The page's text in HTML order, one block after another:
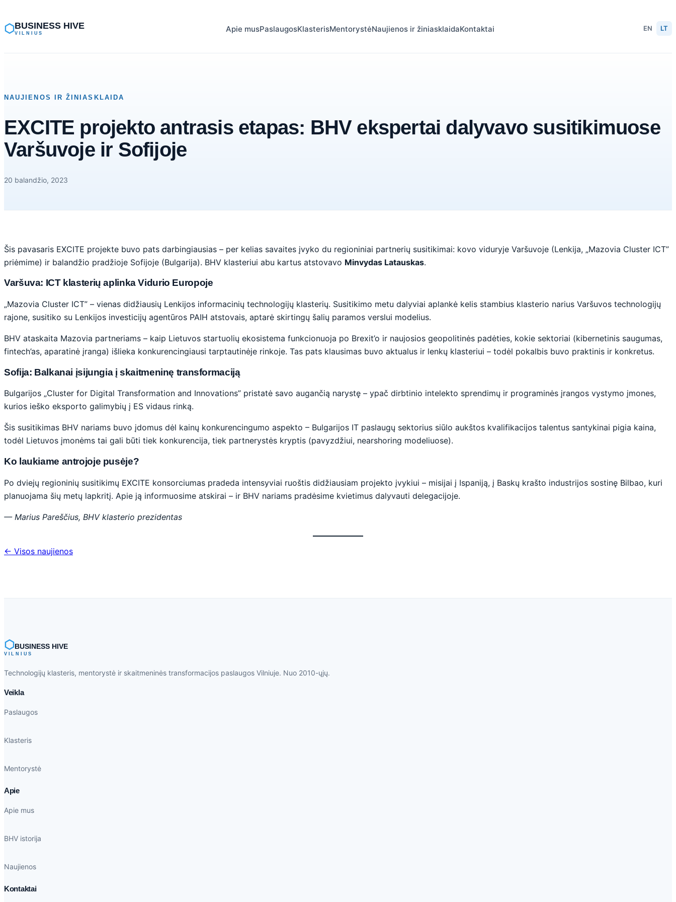
prie
turinio
⬡BUSINESS HIVE
VILNIUS Apie musPaslaugosKlasterisMentorystėNaujienos ir žiniasklaidaKontaktai EN LT
NAUJIENOS IR ŽINIASKLAIDA
EXCITE projekto antrasis etapas: BHV ekspertai dalyvavo susitikimuose
Varšuvoje ir Sofijoje
20 balandžio, 2023
Šis pavasaris EXCITE projekte buvo pats darbingiausias – per kelias savaites įvyko du regioniniai partnerių susitikimai: kovo viduryje Varšuvoje (Lenkija, „Mazovia Cluster ICT”
priėmime) ir balandžio pradžioje Sofijoje (Bulgarija). BHV klasteriui abu kartus atstovavo Minvydas Latauskas.
Varšuva: ICT klasterių aplinka Vidurio Europoje
„Mazovia Cluster ICT” – vienas didžiausių Lenkijos informacinių technologijų klasterių. Susitikimo metu dalyviai aplankė kelis stambius klasterio narius Varšuvos technologijų
rajone, susitiko su Lenkijos investicijų agentūros PAIH atstovais, aptarė skirtingų šalių paramos verslui modelius.
BHV ataskaita Mazovia partneriams – kaip Lietuvos startuolių ekosistema funkcionuoja po Brexit’o ir naujosios geopolitinės padėties, kokie sektoriai (kibernetinis saugumas,
fintech’as, aparatinė įranga) išlieka konkurencingiausi tarptautinėje rinkoje. Tas pats klausimas buvo aktualus ir lenkų klasteriui – todėl pokalbis buvo praktinis ir konkretus.
Sofija: Balkanai įsijungia į skaitmeninę transformaciją
Bulgarijos „Cluster for Digital Transformation and Innovations” pristatė savo augančią narystę – ypač dirbtinio intelekto sprendimų ir programinės įrangos vystymo įmones,
kurios ieško eksporto galimybių į ES vidaus rinką.
Šis susitikimas BHV nariams buvo įdomus dėl kainų konkurencingumo aspekto – Bulgarijos IT paslaugų sektorius siūlo aukštos kvalifikacijos talentus santykinai pigia kaina,
todėl Lietuvos įmonėms tai gali būti tiek konkurencija, tiek partnerystės kryptis (pavyzdžiui, nearshoring modeliuose).
Ko laukiame antrojoje pusėje?
Po dviejų regioninių susitikimų EXCITE konsorciumas pradeda intensyviai ruoštis didžiausiam projekto įvykiui – misijai į Ispaniją, į Baskų krašto industrijos sostinę Bilbao, kuri
planuojama šių metų lapkritį. Apie ją informuosime atskirai – ir BHV nariams pradėsime kvietimus dalyvauti delegacijoje.
— Marius Pareščius, BHV klasterio prezidentas
← Visos naujienos
⬡BUSINESS HIVE
VILNIUS
Technologijų klasteris, mentorystė ir skaitmeninės transformacijos paslaugos Vilniuje. Nuo 2010-ųjų.
Veikla
Paslaugos
Klasteris
Mentorystė
Apie
Apie mus
BHV istorija
Naujienos
Kontaktai